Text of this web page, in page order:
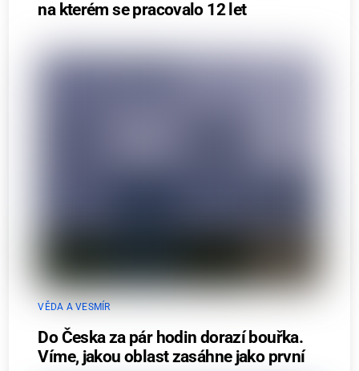
na kterém se pracovalo 12 let
VĚDA A VESMÍR
Do Česka za pár hodin dorazí bouřka.
Víme, jakou oblast zasáhne jako první